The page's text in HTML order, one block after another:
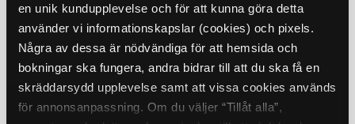
en unik kundupplevelse och för att kunna göra detta
använder vi informationskapslar (cookies) och pixels.
Några av dessa är nödvändiga för att hemsida och
bokningar ska fungera, andra bidrar till att du ska få en
skräddarsydd upplevelse samt att vissa cookies används
för annonsanpassning. Om du väljer “Tillåt alla”,
Våra spa-paket